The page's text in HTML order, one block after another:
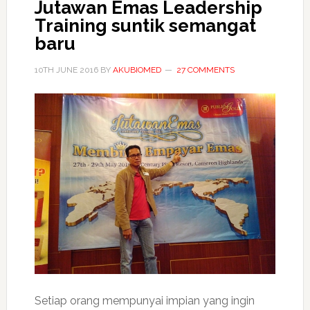
Jutawan Emas Leadership
Training suntik semangat
baru
10TH JUNE 2016BY AKUBIOMED 27 COMMENTS
Setiap orang mempunyai impian yang ingin